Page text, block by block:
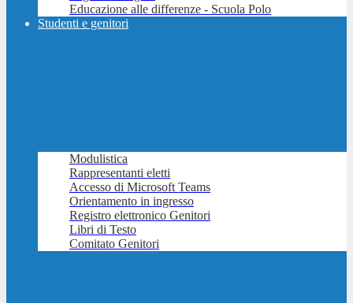
Educazione alle differenze - Scuola Polo
Studenti e genitori
Modulistica
Rappresentanti eletti
Accesso di Microsoft Teams
Orientamento in ingresso
Registro elettronico Genitori
Libri di Testo
Comitato Genitori